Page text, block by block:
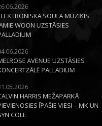
SOULA MŪZIĶIS
WOON UZSTĀSIES
AVENUE UZSTĀSIES
PALLADIUM
HARRIS MEŽAPARKĀ
ĪPAŠIE VIESI – MK UN
COLE